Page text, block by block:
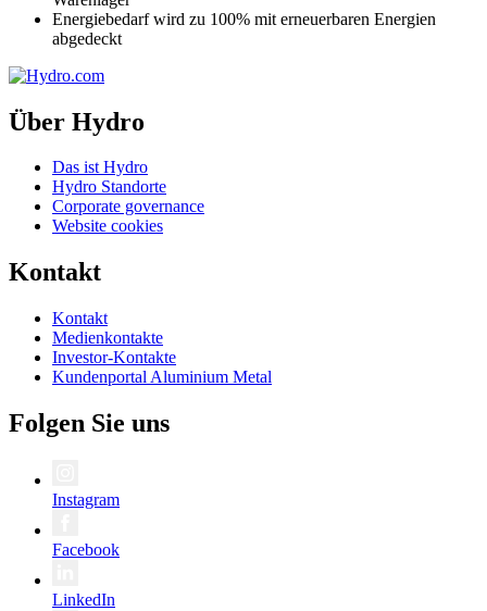
Energiebedarf wird zu 100% mit erneuerbaren Energien
abgedeckt
Über Hydro
Das ist Hydro
Hydro Standorte
Corporate governance
Website cookies
Kontakt
Kontakt
Medienkontakte
Investor-Kontakte
Kundenportal Aluminium Metal
Folgen Sie uns
Instagram
Facebook
LinkedIn